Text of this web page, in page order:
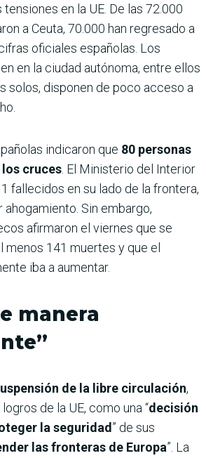
en la UE. De las 72.000
a Ceuta, 70.000 han regresado a
oficiales españolas. Los
en la ciudad autónoma, entre ellos
solos, disponen de poco acceso a
indicaron que 80 personas
cruces . El Ministerio del Interior
fallecidos en su lado de la frontera,
ahogamiento. Sin embargo,
afirmaron el viernes que se
menos 141 muertes y que el
iba a aumentar.
manera
de la libre circulación,
de la UE, como una “decisión
la seguridad” de sus
las fronteras de Europa”. La